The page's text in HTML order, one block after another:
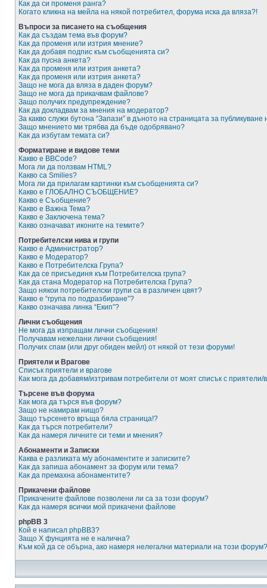
Как да си променя ранга?
Когато кликна на мейла на някой потребител, форума иска да вляза?!
Въпроси за писането на съобщения
Как да създам тема във форум?
Как да променя или изтрия мнение?
Как да добавя подпис към съобщенията си?
Как да пусна анкета?
Как да променя или изтрия анкета?
Как да променя или изтрия анкета?
Защо не мога да вляза в даден форум?
Защо не мога да прикачвам файлове?
Защо получих предупреждение?
Как да докладвам за мнения на модератор?
За какво служи бутона “Запази” в дъното на страницата за
Защо мнението ми трябва да бъде одобрявано?
Как да избутам темата си?
Форматиране и видове теми
Какво е BBCode?
Мога ли да ползвам HTML?
Какво са Smilies?
Мога ли да прилагам картинки към съобщенията си?
Какво е ГЛОБАЛНО СЪОБЩЕНИЕ?
Какво е Съобщение?
Какво е Важна Тема?
Какво е Заключена тема?
Какво означават иконите на темите?
Потребителски нива и групи
Какво е Администратор?
Какво е Модератор?
Какво е Потребителска Група?
Как да се присъединя към Потребителска група?
Как да стана Модератор на Потребителска Група?
Защо някои потребителски групи са в различен цвят?
Какво е “група по подразбиране”?
Какво означава линка “Екип”?
Лични съобщения
Не мога да изпращам лични съобщения!
Получавам нежелани лични съобщения!
Получих спам (или друг обиден мейл) от някой от тези форуми!
Приятели и Врагове
Списък приятели и врагове
Как мога да добавям/изтривам потребители от моят списък с приятели/
Търсене във форума
Как мога да търся във форум?
Защо не намирам нищо?
Защо търсенето връща бяла страница!?
Как да търся потребители?
Как да намеря личните си теми и мнения?
Абонаменти и Записки
Каква е разликата м/у абонаментите и записките?
Как да запиша абонамент за форум или тема?
Как да премахна абонаментите?
Прикачени файлове
Прикачените файлове позволени ли са за този форум?
Как да намеря всички мой прикачени файлове
phpBB 3
Кой е написал phpBB3?
Защо X фунцията не е налична?
Към кой да се обърна, ако намеря нелегални материали на този форум?